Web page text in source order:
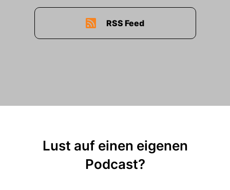
00:00:42: Ja, nicht, dass du dir noch einen
Splitter einfängst oder so.
00:00:50: Nicht, dass hier noch was passiert.
RSS Feed
Lust auf einen eigenen
Podcast?